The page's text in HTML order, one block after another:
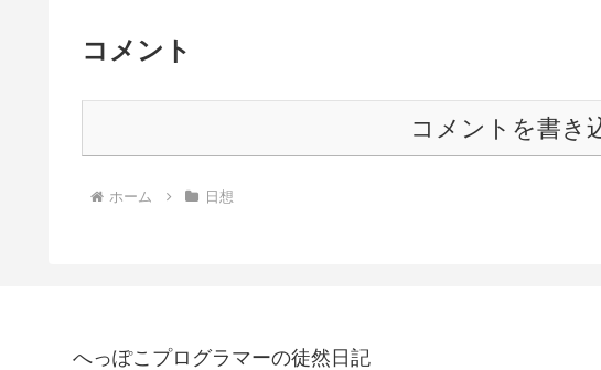
コメント
コメントを書き
ホーム 日想
へっぽこプログラマーの徒然日記